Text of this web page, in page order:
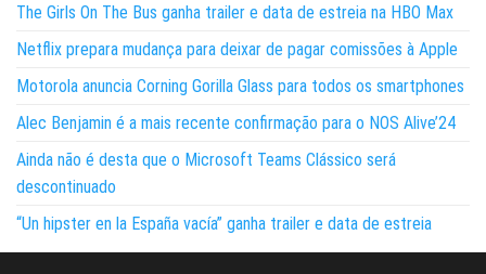
The Girls On The Bus ganha trailer e data de estreia na HBO Max
Netflix prepara mudança para deixar de pagar comissões à Apple
Motorola anuncia Corning Gorilla Glass para todos os smartphones
Alec Benjamin é a mais recente confirmação para o NOS Alive’24
Ainda não é desta que o Microsoft Teams Clássico será
descontinuado
“Un hipster en la España vacía” ganha trailer e data de estreia